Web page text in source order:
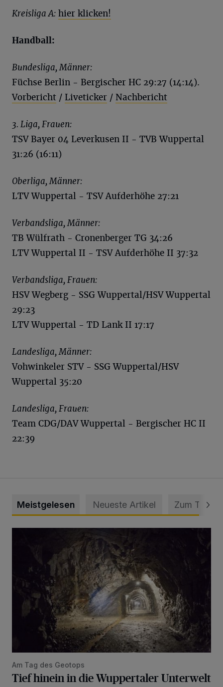
KreisligaA: hier klicken!
Handball:
Bundesliga, Männer:
Füchse Berlin - Bergischer HC 29:27 (14:14).
Vorbericht / Liveticker / Nachbericht
3. Liga, Frauen:
TSV Bayer 04 Leverkusen II - TVB Wuppertal
31:26 (16:11)
Oberliga, Männer:
LTV Wuppertal - TSV Aufderhöhe 27:21
Verbandsliga, Männer:
TB Wülfrath - Cronenberger TG 34:26
LTV Wuppertal II - TSV Aufderhöhe II 37:32
Verbandsliga, Frauen:
HSV Wegberg - SSG Wuppertal/HSV Wuppertal
29:23
LTV Wuppertal - TD Lank II 17:17
Landesliga, Männer:
Vohwinkeler STV - SSG Wuppertal/HSV
Wuppertal 35:20
Landesliga, Frauen:
Team CDG/DAV Wuppertal - Bergischer HC II
22:39
Meistgelesen Neueste Artikel Zum Thema
Am Tag des Geotops
Tief hinein in die Wuppertaler Unterwelt